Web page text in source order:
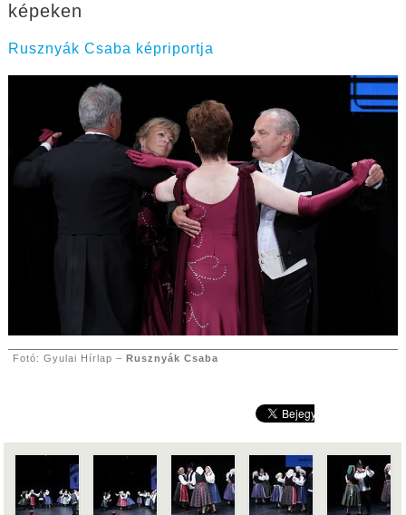
képeken
Rusznyák Csaba képriportja
Fotó: Gyulai Hírlap – Rusznyák Csaba